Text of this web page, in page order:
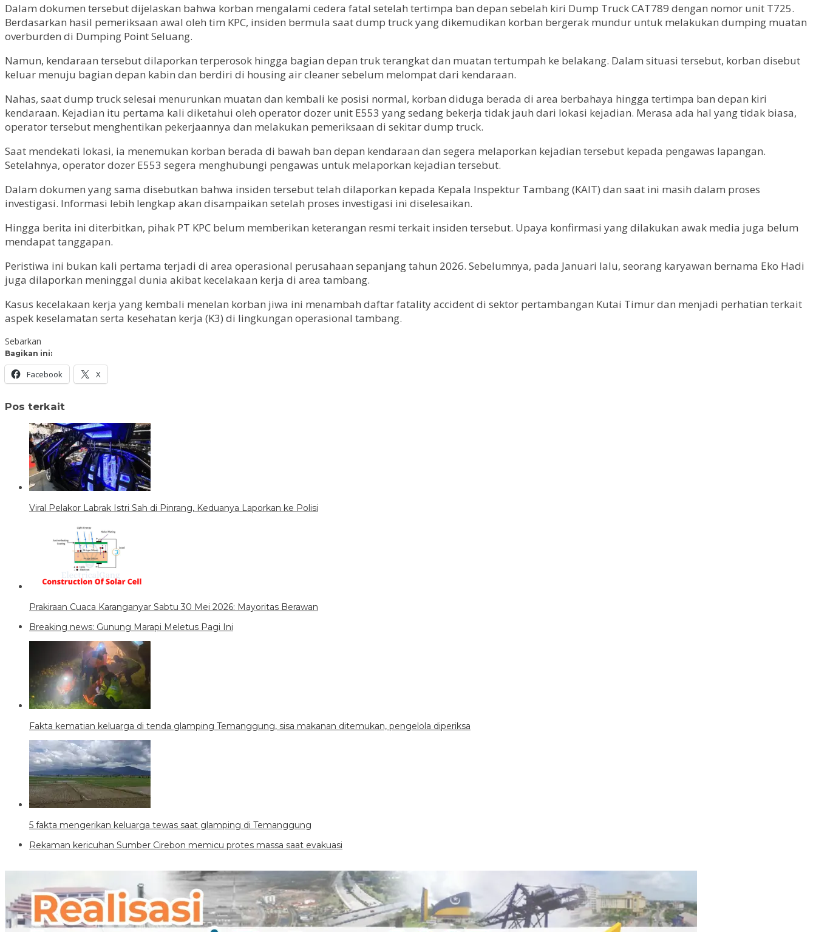
Dalam dokumen tersebut dijelaskan bahwa korban mengalami cedera fatal setelah tertimpa ban depan sebelah kiri Dump Truck CAT789 dengan nomor unit T725.
Berdasarkan hasil pemeriksaan awal oleh tim KPC, insiden bermula saat dump truck yang dikemudikan korban bergerak mundur untuk melakukan dumping muatan
overburden di Dumping Point Seluang.
Namun, kendaraan tersebut dilaporkan terperosok hingga bagian depan truk terangkat dan muatan tertumpah ke belakang. Dalam situasi tersebut, korban disebut
keluar menuju bagian depan kabin dan berdiri di housing air cleaner sebelum melompat dari kendaraan.
Nahas, saat dump truck selesai menurunkan muatan dan kembali ke posisi normal, korban diduga berada di area berbahaya hingga tertimpa ban depan kiri
kendaraan. Kejadian itu pertama kali diketahui oleh operator dozer unit E553 yang sedang bekerja tidak jauh dari lokasi kejadian. Merasa ada hal yang tidak biasa,
operator tersebut menghentikan pekerjaannya dan melakukan pemeriksaan di sekitar dump truck.
Saat mendekati lokasi, ia menemukan korban berada di bawah ban depan kendaraan dan segera melaporkan kejadian tersebut kepada pengawas lapangan.
Setelahnya, operator dozer E553 segera menghubungi pengawas untuk melaporkan kejadian tersebut.
Dalam dokumen yang sama disebutkan bahwa insiden tersebut telah dilaporkan kepada Kepala Inspektur Tambang (KAIT) dan saat ini masih dalam proses
investigasi. Informasi lebih lengkap akan disampaikan setelah proses investigasi ini diselesaikan.
Hingga berita ini diterbitkan, pihak PT KPC belum memberikan keterangan resmi terkait insiden tersebut. Upaya konfirmasi yang dilakukan awak media juga belum
mendapat tanggapan.
Peristiwa ini bukan kali pertama terjadi di area operasional perusahaan sepanjang tahun 2026. Sebelumnya, pada Januari lalu, seorang karyawan bernama Eko Hadi
juga dilaporkan meninggal dunia akibat kecelakaan kerja di area tambang.
Kasus kecelakaan kerja yang kembali menelan korban jiwa ini menambah daftar fatality accident di sektor pertambangan Kutai Timur dan menjadi perhatian terkait
aspek keselamatan serta kesehatan kerja (K3) di lingkungan operasional tambang.
Sebarkan
Bagikan ini:
Facebook X
Pos terkait
Viral Pelakor Labrak Istri Sah di Pinrang, Keduanya Laporkan ke Polisi
Prakiraan Cuaca Karanganyar Sabtu 30 Mei 2026: Mayoritas Berawan
Breaking news: Gunung Marapi Meletus Pagi Ini
Fakta kematian keluarga di tenda glamping Temanggung, sisa makanan ditemukan, pengelola diperiksa
5 fakta mengerikan keluarga tewas saat glamping di Temanggung
Rekaman kericuhan Sumber Cirebon memicu protes massa saat evakuasi